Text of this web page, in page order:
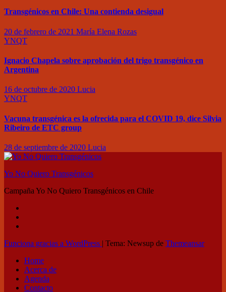
Transgénicos en Chile: Una contienda desigual
20 de febrero de 2021 María Elena Rozas
YNQT
Ignacio Chapela sobre aprobación del trigo transgénico en
Argentina
16 de octubre de 2020 Lucia
YNQT
Vacuna transgénica es la ofrecida para el COVID 19, dice Silvia
Ribeiro de ETC group
28 de septiembre de 2020 Lucia
Yo No Quiero Transgénicos
Campaña Yo No Quiero Transgénicos en Chile
Funciona gracias a WordPress | Tema: Newsup de Themeansar
Home
Acerca de
Agenda
Contacto